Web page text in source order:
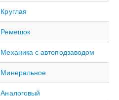
Круглая
Ремешок
Механика с автоподзаводом
Минеральное
Аналоговый